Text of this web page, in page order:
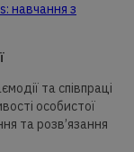
навчання з
та співпраці
особистої
та розв’язання